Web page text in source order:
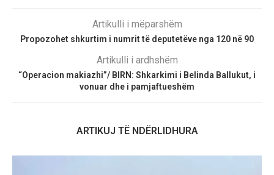
Artikulli i mëparshëm
Propozohet shkurtim i numrit të deputetëve nga 120 në 90
Artikulli i ardhshëm
“Operacion makiazhi”/ BIRN: Shkarkimi i Belinda Ballukut, i
vonuar dhe i pamjaftueshëm
ARTIKUJ TË NDËRLIDHURA